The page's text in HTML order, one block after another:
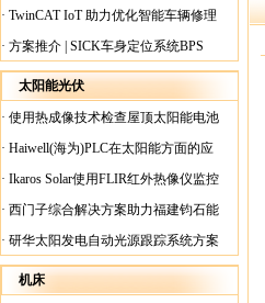
源汽车爆炸频发？
· TwinCAT IoT 助力优化智能车辆修理
· 方案推介 | SICK车身定位系统BPS
太阳能光伏
· 使用热成像技术检查屋顶太阳能电池
板
· Haiwell(海为)PLC在太阳能方面的应
用
· Ikaros Solar使用FLIR红外热像仪监控
已装太阳能电池板
· 西门子综合解决方案助力福建钧石能
源飞速发展
· 研华太阳发电自动光源跟踪系统方案
机床